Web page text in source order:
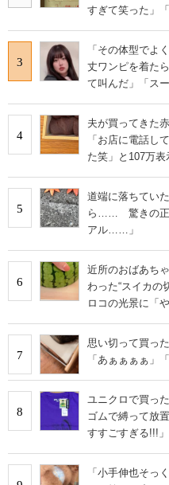
すぎて笑った」「
3
「その体型でよ
丈ワンピを着た
て叫んだ」「ス
4
夫が買ってき
「お店に電話し
た笑」と107万表
5
道端に落ちてい
ら…… 驚きの正
アル……」
6
近所のおばあち
わった“スイカ
ロコの光景に「
7
思い切って買っ
「あぁぁぁぁ」
8
ユニクロで買っ
ゴムで縛って放
すすごすぎる!!!
「小手伸也そっ